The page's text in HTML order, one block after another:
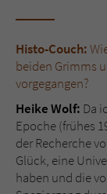
Histo-Couch:
beiden Grimms
vorgegangen?
Heike Wolf: Da
Epoche (frühes
der Recherche
Glück, eine
haben und die